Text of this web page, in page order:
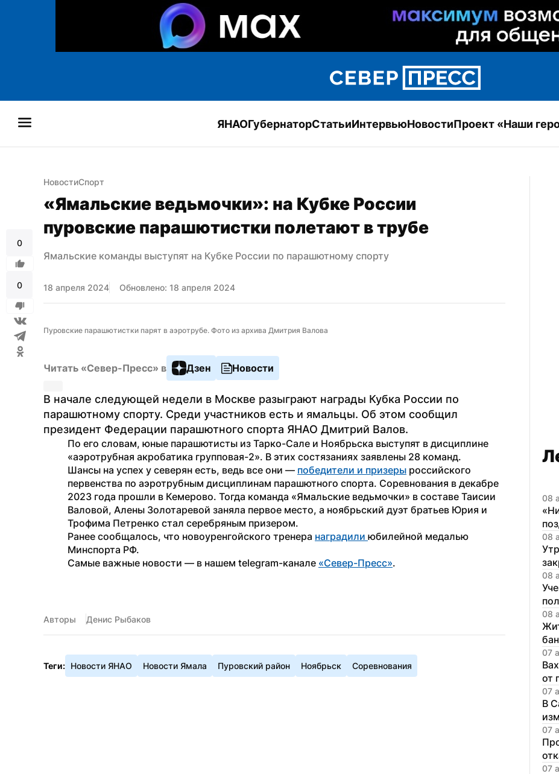
ЯНАОГубернаторСтатьиИнтервьюНовостиПроект «Наши
0
0
НовостиСпорт
«Ямальские ведьмочки»: на Кубке России
пуровские парашютистки полетают в трубе
Ямальские команды выступят на Кубке России по парашютному спорту
18 апреля 2024 Обновлено: 18 апреля 2024
Пуровские парашютистки парят в аэротрубе. Фото из архива Дмитрия Валова
Читать «Север-Пресс» в Дзен Новости
В начале следующей недели в Москве разыграют награды Кубка России по
парашютному спорту. Среди участников есть и ямальцы. Об этом сообщил
президент Федерации парашютного спорта ЯНАО Дмитрий Валов.
По его словам, юные парашютисты из Тарко-Сале и Ноябрьска выступят в дисциплине
«аэротрубная акробатика групповая-2». В этих состязаниях заявлены 28 команд.
Шансы на успех у северян есть, ведь все они — победители и призеры российского
первенства по аэротрубным дисциплинам парашютного спорта. Соревнования в декабре
2023 года прошли в Кемерово. Тогда команда «Ямальские ведьмочки» в составе Таисии
Валовой, Алены Золотаревой заняла первое место, а ноябрьский дуэт братьев Юрия и
Трофима Петренко стал серебряным призером.
Ранее сообщалось, что новоуренгойского тренера наградили юбилейной медалью
Минспорта РФ.
Самые важные новости — в нашем telegram-канале «Север-Пресс».
Авторы Денис Рыбаков
Теги: Новости ЯНАО Новости Ямала Пуровский район Ноябрьск Соревнования
08
08
08
08
07
от
07
В
07
07